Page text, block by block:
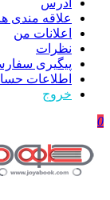
علاقه مندی
اعلانات من
نظرات
پیگیری
اطلاعات
خروج
0